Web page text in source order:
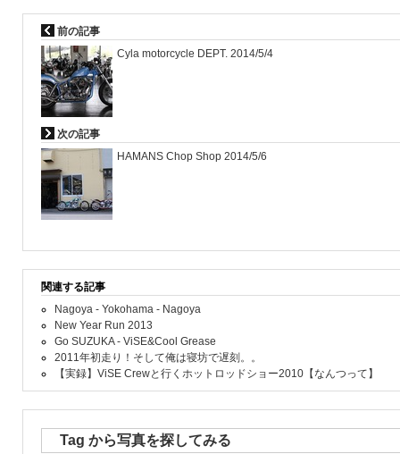
前の記事
Cyla motorcycle DEPT. 2014/5/4
次の記事
HAMANS Chop Shop 2014/5/6
関連する記事
Nagoya - Yokohama - Nagoya
New Year Run 2013
Go SUZUKA - ViSE&Cool Grease
2011年初走り！そして俺は寝坊で遅刻。。
【実録】ViSE Crewと行くホットロッドショー2010【なんつって】
Tag から写真を探してみる